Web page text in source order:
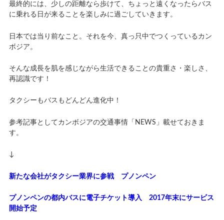
最終的には、少しの距離なら歩けて、ちょっと遠くなったらバス
に乗れる日が来ることを楽しみに過ごしていきます。
日本では当り前なこと。それを今、真っ只中でつくっているカン
ボジア。
そんな成長を肌を感じながら生活できることの貴重さ・楽しさ、
再認識です！
タクシーもバスもどんどん進化中！
参考記事としてカンボジアの交通事情「NEWS」載せておきま
す。
↓
新たな会社がタクシー業界に参戦 プノンペン
プノンペンの都内バスに電子チケット導入 2017年末にサービス
開始予定